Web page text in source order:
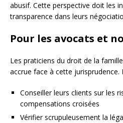
abusif. Cette perspective doit les
transparence dans leurs
Pour les avocats et
Les praticiens du droit de la
accrue face à cette
Conseiller leurs clients sur les
compensations croisées
Vérifier scrupuleusement la